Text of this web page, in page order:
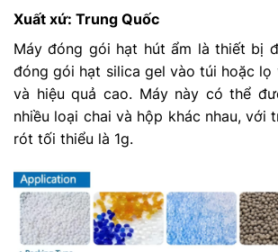
Xuất xứ: Trung Quốc
Máy đóng gói hạt hút ẩm là thiết bị
đóng gói hạt silica gel vào túi hoặc lọ
và hiệu quả cao. Máy này có thể
nhiều loại chai và hộp khác nhau, với
rót tối thiểu là 1g.